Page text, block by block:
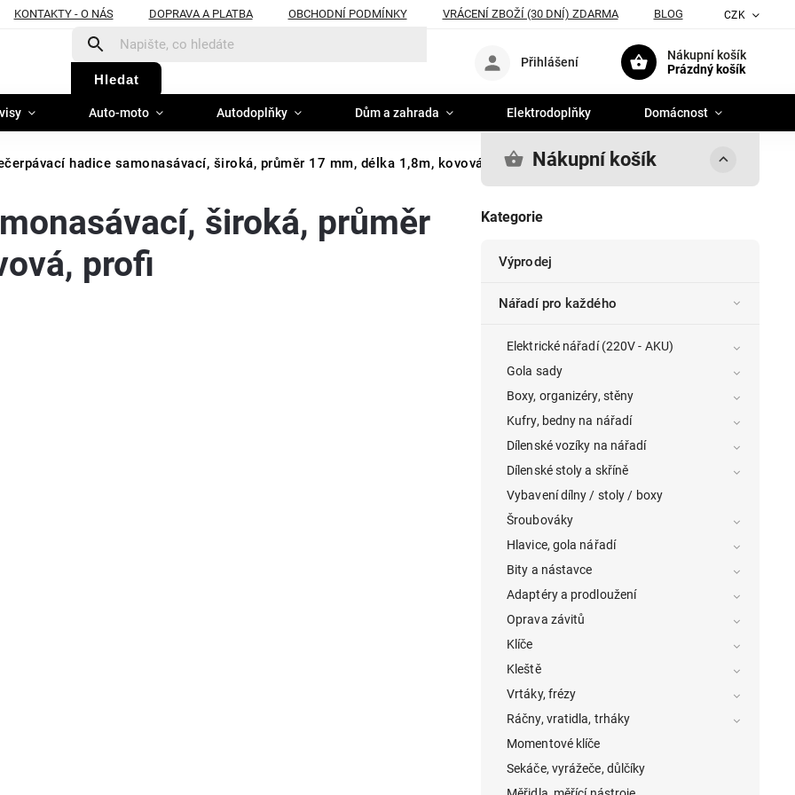
KONTAKTY - O NÁS DOPRAVA A PLATBA OBCHODNÍ PODMÍNKY VRÁCENÍ ZBOŽÍ (30 DNÍ) ZDARMA BLOG CZK
Hledat
Nákupní košík
Prázdný košík
Přihlášení
Auto-moto Autodoplňky Dům a zahrada Elektrodoplňky Domácnost
hadice samonasávací, široká, průměr 17 mm, délka 1,8m, kovová, profi Nákupní košík
Kategorie
Výprodej
Nářadí pro každého
Elektrické nářadí (220V - AKU)
Gola sady
Boxy, organizéry, stěny
Kufry, bedny na nářadí
Dílenské vozíky na nářadí
Dílenské stoly a skříně
Vybavení dílny / stoly / boxy
Šroubováky
Hlavice, gola nářadí
Bity a nástavce
Adaptéry a prodloužení
Oprava závitů
Klíče
Kleště
Vrtáky, frézy
Ráčny, vratidla, trháky
Momentové klíče
Sekáče, vyrážeče, důlčíky
široká, průměr
profi